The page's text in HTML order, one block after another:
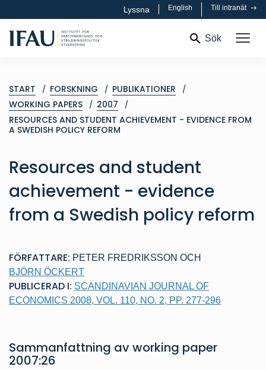
Lyssna English Till intranät
Sök
START FORSKNING
PUBLIKATIONER
WORKING PAPERS
2007
RESOURCES AND STUDENT ACHIEVEMENT - EVIDENCE FROM
A SWEDISH POLICY REFORM
Resources and student
achievement - evidence
from a Swedish policy reform
FÖRFATTARE: PETER FREDRIKSSON OCH
BJÖRN ÖCKERT
PUBLICERAD I: SCANDINAVIAN JOURNAL OF
ECONOMICS 2008, VOL. 110, NO. 2, PP. 277-296
Sammanfattning avworking paper
2007:26